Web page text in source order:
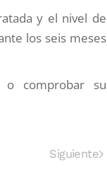
y el nivel de
los seis meses
o comprobar su
Siguiente